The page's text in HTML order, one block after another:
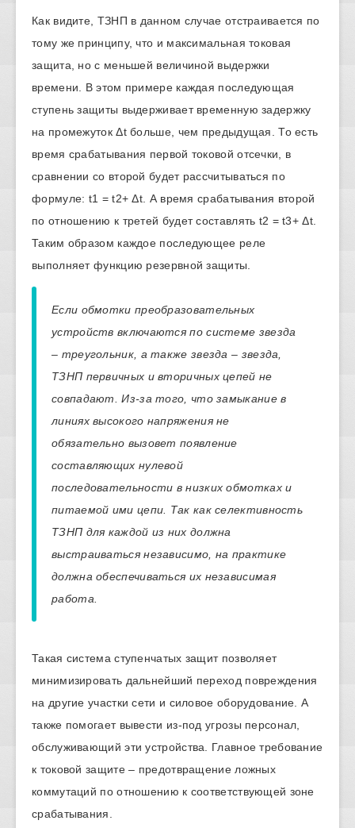
Как видите, ТЗНП в данном случае отстраивается по
тому же принципу, что и максимальная токовая
защита, но с меньшей величиной выдержки
времени. В этом примере каждая последующая
ступень защиты выдерживает временную задержку
на промежуток Δt больше, чем предыдущая. То есть
время срабатывания первой токовой отсечки, в
сравнении со второй будет рассчитываться по
формуле: t1 = t2+ Δt. А время срабатывания второй
по отношению к третей будет составлять t2 = t3+ Δt.
Таким образом каждое последующее реле
выполняет функцию резервной защиты.
Если обмотки преобразовательных
устройств включаются по системе звезда
– треугольник, а также звезда – звезда,
ТЗНП первичных и вторичных цепей не
совпадают. Из-за того, что замыкание в
линиях высокого напряжения не
обязательно вызовет появление
составляющих нулевой
последовательности в низких обмотках и
питаемой ими цепи. Так как селективность
ТЗНП для каждой из них должна
выстраиваться независимо, на практике
должна обеспечиваться их независимая
работа.
Такая система ступенчатых защит позволяет
минимизировать дальнейший переход повреждения
на другие участки сети и силовое оборудование. А
также помогает вывести из-под угрозы персонал,
обслуживающий эти устройства. Главное требование
к токовой защите – предотвращение ложных
коммутаций по отношению к соответствующей зоне
срабатывания.